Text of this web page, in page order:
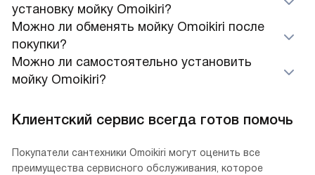
установку мойку Omoikiri?
Можно ли обменять мойку Omoikiri после
покупки?
Можно ли самостоятельно установить
мойку Omoikiri?
Клиентский сервис всегда готов помочь
Покупатели сантехники Omoikiri могут оценить все
преимущества сервисного обслуживания, которое